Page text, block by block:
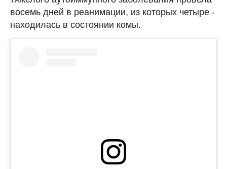
восемь дней в реанимации, из которых четыре -
находилась в состоянии комы.